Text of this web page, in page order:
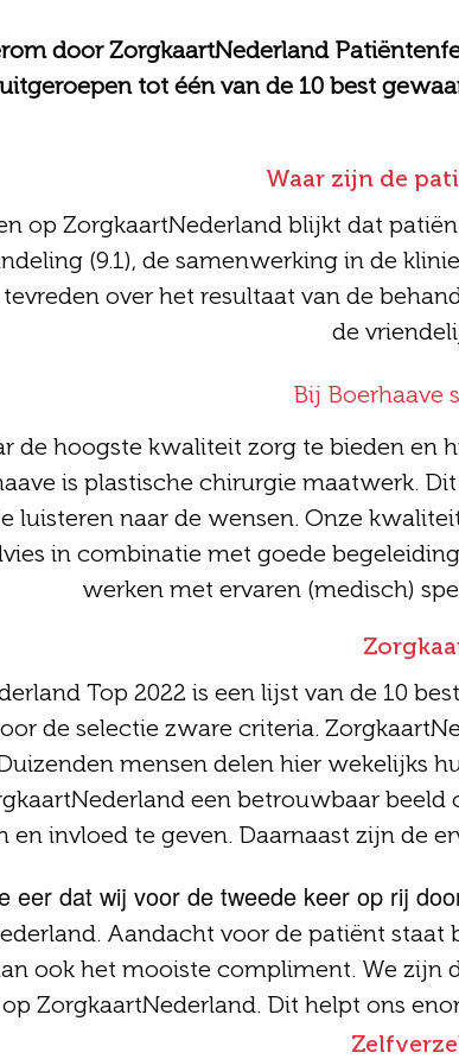
doorZorgkaartNederland
tot één van de 10 best
Waar zijn de
op ZorgkaartNederlandblijkt dat
(9.1), de samenwerking in de
over het resultaat van de
de
Bij Boerhaave
de hoogste kwaliteit zorg te bieden en
is plastische chirurgie maatwerk.
luisteren naar de wensen.Onze
in combinatie met goede
werken met ervaren (medisch)
Top 2022 is een lijst van de 10
de selectie zware criteria.
mensen delen hier wekelijks
een betrouwbaar
en invloed te geven. Daarnaast zijn de
eer dat wij voor de tweede keer op rij
Aandacht voor de patiënt
ook het mooiste compliment. We zijn
ZorgkaartNederland. Dit helpt ons